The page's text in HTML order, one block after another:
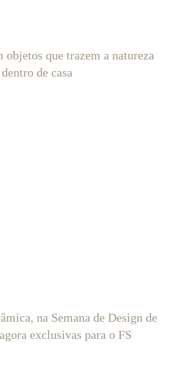
objetos que trazem a natureza
de casa
na Semana de Design de
exclusivas para o FS